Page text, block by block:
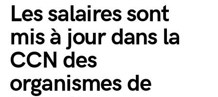
Les salaires sont
mis à jour dans la
CCN des
organismes de